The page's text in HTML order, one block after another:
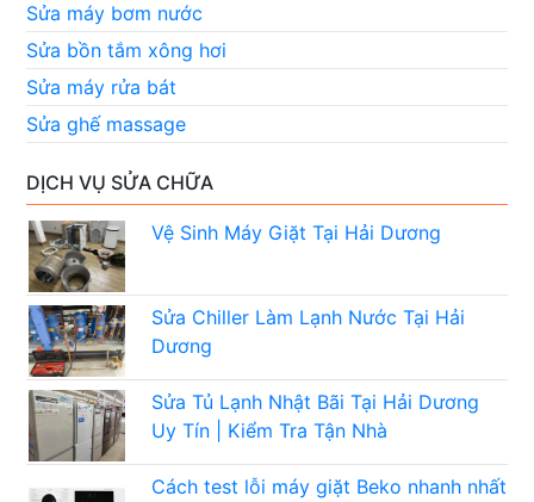
Sửa máy bơm nước
Sửa bồn tắm xông hơi
Sửa máy rửa bát
Sửa ghế massage
DỊCH VỤ SỬA CHỮA
Vệ Sinh Máy Giặt Tại Hải Dương
Sửa Chiller Làm Lạnh Nước Tại Hải
Dương
Sửa Tủ Lạnh Nhật Bãi Tại Hải Dương
Uy Tín | Kiểm Tra Tận Nhà
Cách test lỗi máy giặt Beko nhanh nhất